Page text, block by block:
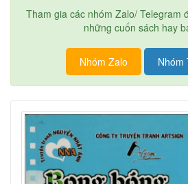
Tham gia các nhóm Zalo/ Telegram
những cuốn sách hay
Nhóm Zalo Nhóm